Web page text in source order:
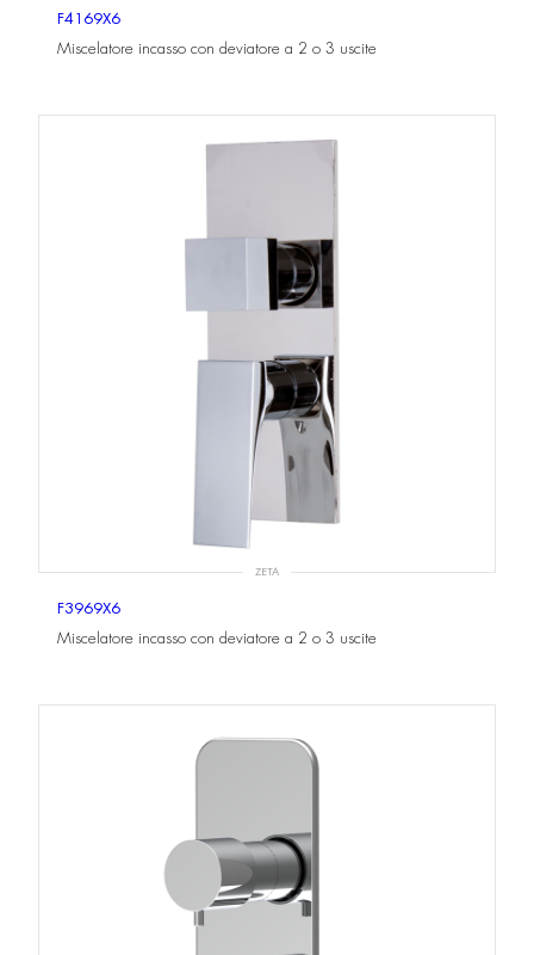
F4169X6
Miscelatore incasso con deviatore a 2 o 3 uscite
ZETA
F3969X6
Miscelatore incasso con deviatore a 2 o 3 uscite